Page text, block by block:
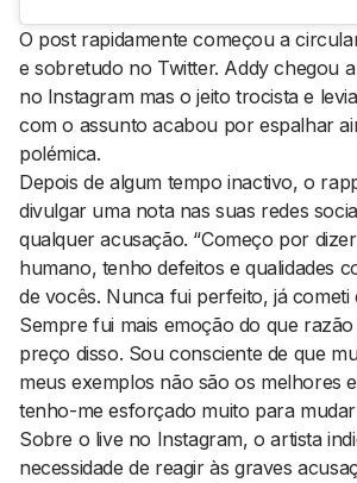
O postrapidamente começou a
e sobretudo no Twitter. Addy chegou
no Instagram mas o jeito trocista e
com o assunto acabou por espalhar
polémica.
Depois de algum tempo inactivo, o
divulgar uma nota nas suas redes
qualquer acusação. “Começo por
humano, tenho defeitos e qualidades
de vocês. Nunca fui perfeito, já
Sempre fui mais emoção do que
preço disso. Sou consciente de que
meus exemplos não são os melhores
tenho-me esforçado muito para mudar
Sobre o live no Instagram, o artista
necessidade de reagir às graves